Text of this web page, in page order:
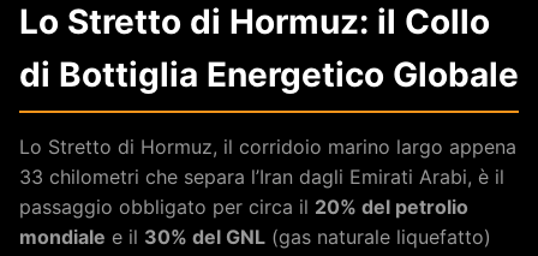
Lo Stretto di Hormuz: il Collo
di Bottiglia Energetico Globale
Lo Stretto di Hormuz, il corridoio marino largo appena
33 chilometri che separa l’Iran dagli Emirati Arabi, è il
passaggio obbligato per circa il 20% del petrolio
mondiale e il 30% del GNL (gas naturale liquefatto)